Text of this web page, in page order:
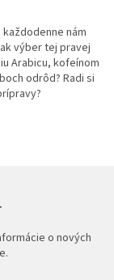
nám
výber tej pravej
Arabicu, kofeínom
odrôd? Radi si
o nových